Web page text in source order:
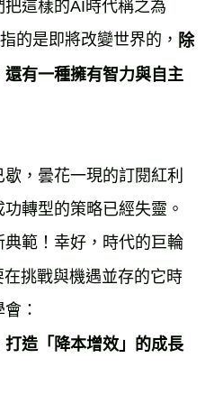
這樣的AI時代稱之為
的是即將改變世界的， 除
有一種擁有智力與自主
，曇花一現的訂閱紅利
轉型的策略已經失靈。
範！幸好，時代的巨輪
挑戰與機遇並存的它時
：
造「降本增效」的成長